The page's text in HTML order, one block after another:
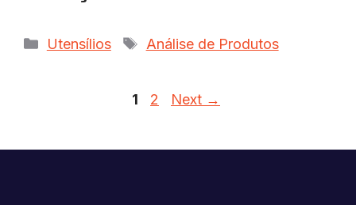
Categorias
Utensílios Tags
Análise de Produtos
Page
1 Page
2 Next →